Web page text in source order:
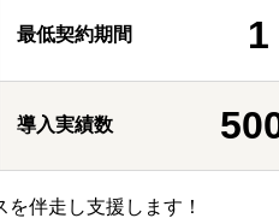
最低契約期間 1
導入実績数
伴走し支援します！